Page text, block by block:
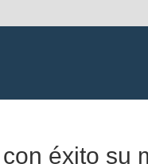
éxito su